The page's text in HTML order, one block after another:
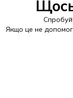
Якщо це не